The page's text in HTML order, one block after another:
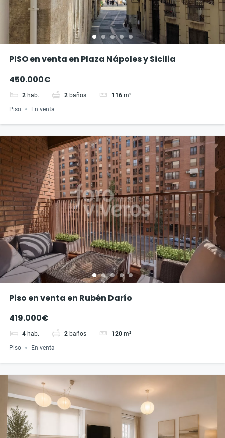
PISO en venta en Plaza Nápoles y Sicilia
450.000€
2 hab. 2 baños 116 m²
Piso En venta
Piso en venta en Rubén Darío
419.000€
4 hab. 2 baños 120 m²
Piso En venta